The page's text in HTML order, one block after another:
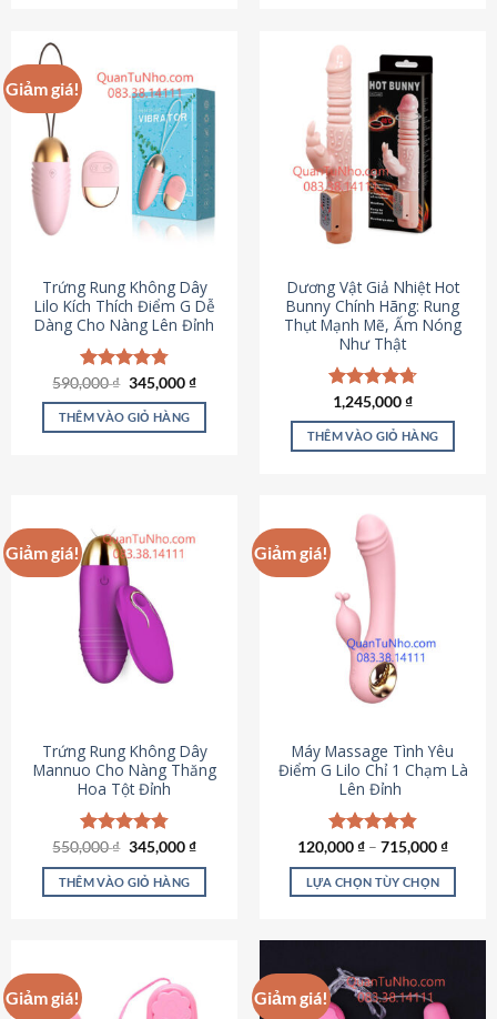
Giảm giá!
Trứng Rung Không Dây
Lilo Kích Thích Điểm G Dễ
Dàng Cho Nàng Lên Đỉnh
Được xếp
hạng4.79
5 sao
590,000₫ Giá
là:
590,000 ₫.
345,000₫Giá
tại
345,000 ₫.
THÊM VÀO GIỎ HÀNG
Dương Vật Giả Nhiệt Hot
Bunny Chính Hãng: Rung
Thụt Mạnh Mẽ, Ấm Nóng
Như Thật
Được xếp
hạng4.73
5 sao
1,245,000₫
THÊM VÀO GIỎ HÀNG
Giảm giá!
Trứng Rung Không Dây
Mannuo Cho Nàng Thăng
Hoa Tột Đỉnh
Được xếp
hạng4.81
5 sao
550,000₫ Giá
là:
550,000 ₫.
345,000₫Giá
tại
THÊM VÀO GIỎ HÀNG
Giảm giá!
Máy Massage Tình Yêu
Điểm G Lilo Chỉ 1 Chạm Là
Lên Đỉnh
Được xếp
hạng4.85
5 sao
120,000₫ – 715,000₫
LỰA CHỌN TÙY CHỌN
có
nhiều
Giảm giá! Giảm giá!